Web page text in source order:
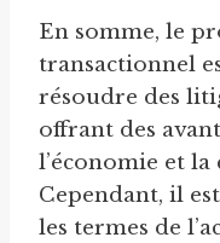
En somme, le
transactionnel
résoudre des
offrant des
l’économie et
Cependant, il
les termes de